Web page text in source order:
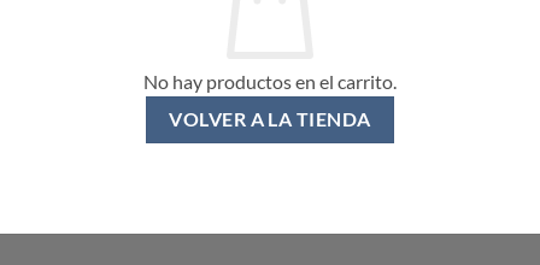
No hay productos en el carrito.
VOLVER A LA TIENDA